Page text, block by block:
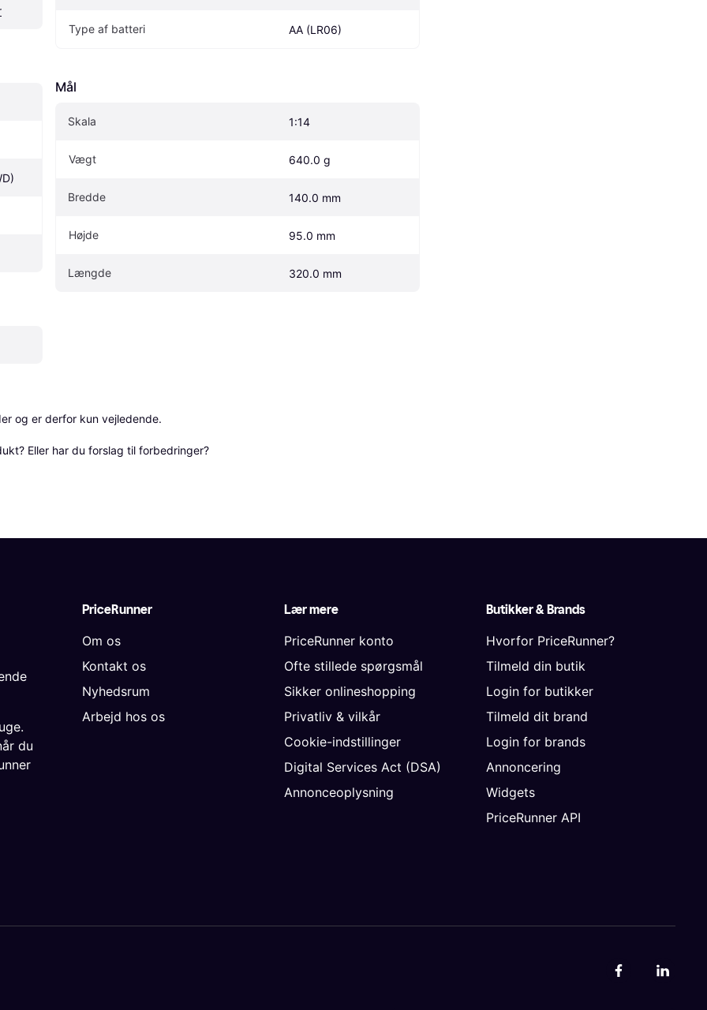
Type af batteri AA (LR06)
Mål
Skala 1:14
Vægt 640.0 g
Bredde 140.0 mm
Højde 95.0 mm
Længde 320.0 mm
og er derfor kun vejledende.
Eller har du forslag til forbedringer?
PriceRunner
Om os
Kontakt os
Nyhedsrum
Arbejd hos os
Lær mere
PriceRunner konto
Ofte stillede spørgsmål
Sikker onlineshopping
Privatliv & vilkår
Cookie-indstillinger
Digital Services Act (DSA)
Annonceoplysning
Butikker & Brands
Hvorfor PriceRunner?
Tilmeld din butik
Login for butikker
Tilmeld dit brand
Login for brands
Annoncering
Widgets
PriceRunner API
du